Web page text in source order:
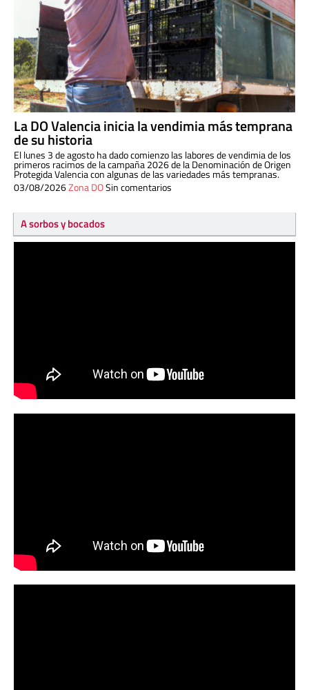
La DO Valencia inicia la vendimia más temprana
de su historia
El lunes 3 de agosto ha dado comienzo las labores de vendimia de los
primeros racimos de la campaña 2026 de la Denominación de Origen
Protegida Valencia con algunas de las variedades más tempranas.
03/08/2026Zona DOSin comentarios
A sorbos y bocados